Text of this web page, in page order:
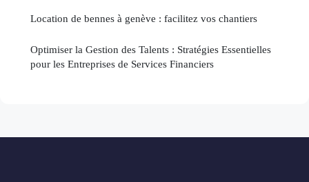
Location de bennes à genève : facilitez vos chantiers
Optimiser la Gestion des Talents : Stratégies Essentielles
pour les Entreprises de Services Financiers